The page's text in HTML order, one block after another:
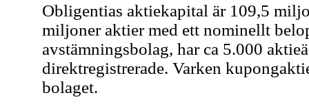
Obligentias aktiekapital är 109,5
miljoner aktier med ett nominellt
avstämningsbolag, har ca 5.000
direktregistrerade. Varken
bolaget.